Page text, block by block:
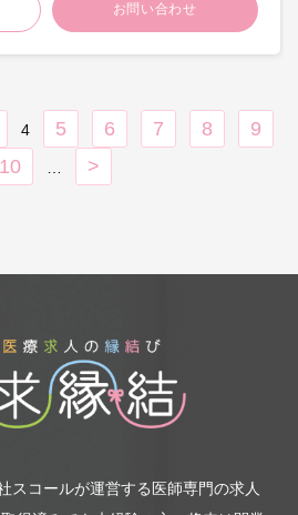
の補足】
としての採用となります。
治療、スポーツ整形の得意な方
たします。
お問い合わせ
4 5 6 7 8
9
10
>
スコールが運営する医師専門の求人